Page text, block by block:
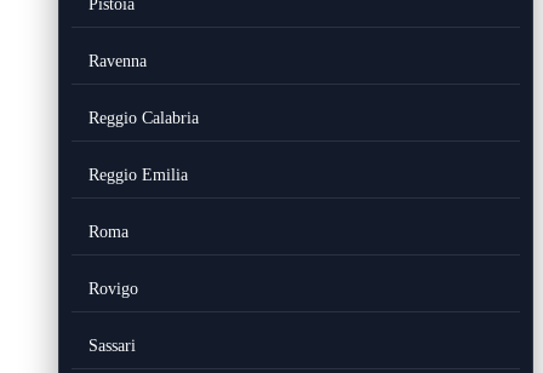
Pistoia
Ravenna
Reggio Calabria
Reggio Emilia
Roma
Rovigo
Sassari